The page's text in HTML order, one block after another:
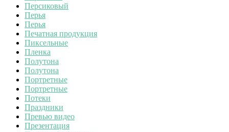
Персиковый
Перья
Перья
Печатная продукция
Пиксельные
Пленка
Полутона
Полутона
Портретные
Портретные
Потеки
Праздники
Превью видео
Презентация